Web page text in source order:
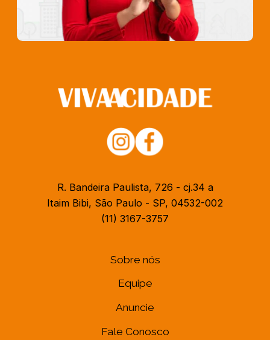
R. Bandeira Paulista, 726 - cj.34 a
Itaim Bibi, São Paulo - SP, 04532-002
(11) 3167-3757
Sobre nós
Equipe
Anuncie
Fale Conosco